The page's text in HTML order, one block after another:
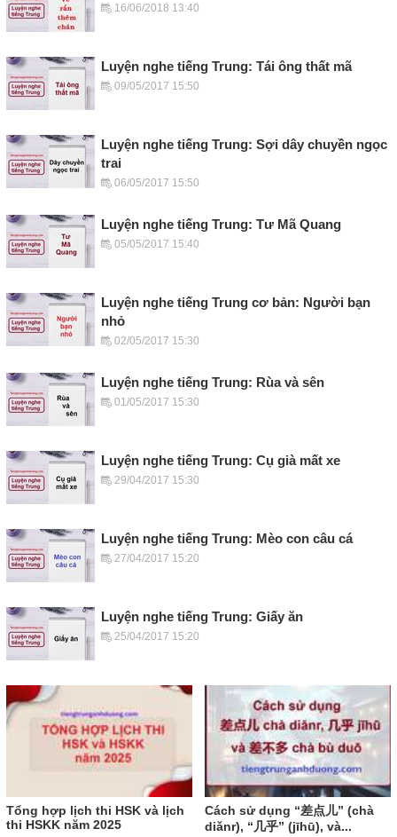
16/06/2018 13:40
Luyện nghe tiếng Trung: Tái ông thất mã
09/05/2017 15:50
Luyện nghe tiếng Trung: Sợi dây chuyền ngọc
trai
06/05/2017 15:50
Luyện nghe tiếng Trung: Tư Mã Quang
05/05/2017 15:40
Luyện nghe tiếng Trung cơ bản: Người bạn
nhỏ
02/05/2017 15:30
Luyện nghe tiếng Trung: Rùa và sên
01/05/2017 15:30
Luyện nghe tiếng Trung: Cụ già mất xe
29/04/2017 15:30
Luyện nghe tiếng Trung: Mèo con câu cá
27/04/2017 15:20
Luyện nghe tiếng Trung: Giấy ăn
25/04/2017 15:20
Tổng hợp lịch thi HSK và lịch
thi HSKK năm 2025
Cách sử dụng “差点儿” (chà
diǎnr), “几乎” (jīhū), và...